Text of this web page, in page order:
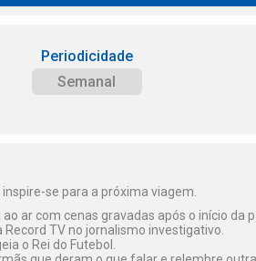
Periodicidade
Semanal
se para a próxima viagem.
ar com cenas gravadas após o início da
TV no jornalismo investigativo.
o Rei do Futebol.